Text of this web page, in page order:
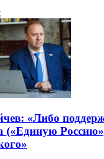
«Либо
(«Единую